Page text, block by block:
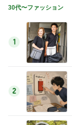
30代〜ファッション
1
2